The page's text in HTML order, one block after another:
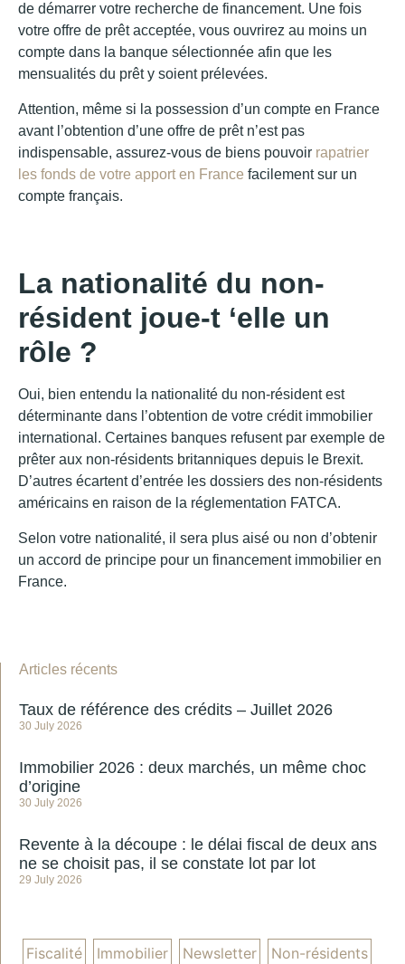
de démarrer votre recherche de financement. Une fois
votre offre de prêt acceptée, vous ouvrirez au moins un
compte dans la banque sélectionnée afin que les
mensualités du prêt y soient prélevées.
Attention, même si la possession d’un compte en France
avant l’obtention d’une offre de prêt n’est pas
indispensable, assurez-vous de biens pouvoir rapatrier
les fonds de votre apport en France facilement sur un
compte français.
La nationalité du non-
résident joue-t ‘elle un
rôle ?
Oui, bien entendu la nationalité du non-résident est
déterminante dans l’obtention de votre crédit immobilier
international. Certaines banques refusent par exemple de
prêter aux non-résidents britanniques depuis le Brexit.
D’autres écartent d’entrée les dossiers des non-résidents
américains en raison de la réglementation FATCA.
Selon votre nationalité, il sera plus aisé ou non d’obtenir
un accord de principe pour un financement immobilier en
France.
Articles récents
Taux de référence des crédits – Juillet 2026
30 July 2026
Immobilier 2026 : deux marchés, un même choc
d’origine
30 July 2026
Revente à la découpe : le délai fiscal de deux ans
ne se choisit pas, il se constate lot par lot
29 July 2026
Fiscalité Immobilier Newsletter
Non-résidents